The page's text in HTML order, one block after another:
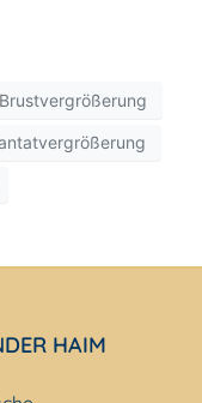
Brustvergrößerung
HAIM